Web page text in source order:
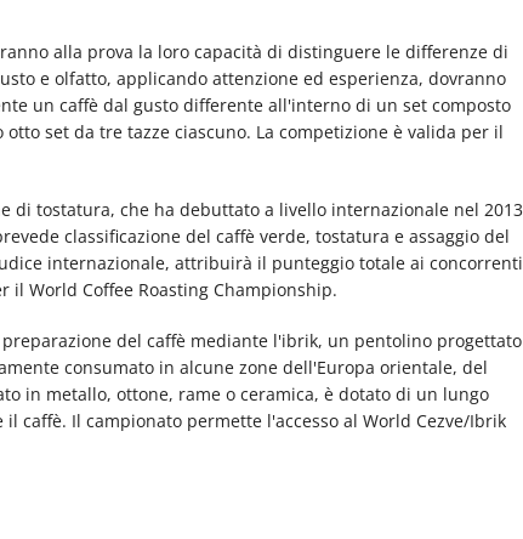
alla prova la loro capacità di distinguere le differenze di
e olfatto, applicando attenzione ed esperienza, dovranno
un caffè dal gusto differente all'interno di un set composto
set da tre tazze ciascuno. La competizione è valida per il
di tostatura, che ha debuttato a livello internazionale nel 2013
classificazione del caffè verde, tostatura e assaggio del
internazionale, attribuirà il punteggio totale ai concorrenti
World Coffee Roasting Championship.
preparazione del caffè mediante l'ibrik, un pentolino progettato
consumato in alcune zone dell'Europa orientale, del
in metallo, ottone, rame o ceramica, è dotato di un lungo
caffè. Il campionato permette l'accesso al World Cezve/Ibrik